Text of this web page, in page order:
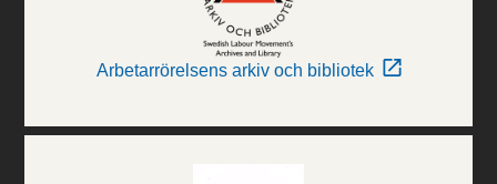
Arbetarrörelsens arkiv och bibliotek